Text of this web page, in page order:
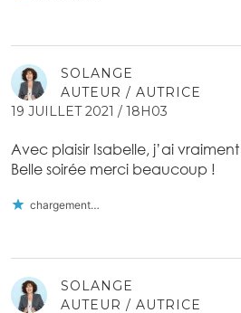
SOLANGE
AUTEUR / AUTRICE
19 JUILLET 2021 / 18H03
Avec plaisir Isabelle, j’ai
Belle soirée merci beaucoup !
chargement…
SOLANGE
AUTEUR / AUTRICE